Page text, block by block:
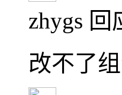
zhygs 回
改不了